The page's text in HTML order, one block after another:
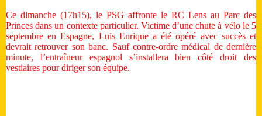
Ce dimanche (17h15), le PSG affronte le RC Lens au Parc des
Princes dans un contexte particulier. Victime d’une chute à vélo le 5
septembre en Espagne, Luis Enrique a été opéré avec succès et
devrait retrouver son banc. Sauf contre-ordre médical de dernière
minute, l’entraîneur espagnol s’installera bien côté droit des
vestiaires pour diriger son équipe.